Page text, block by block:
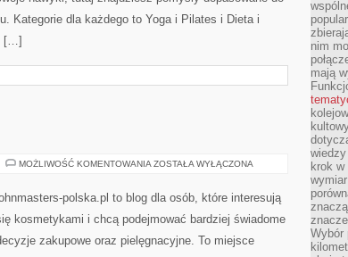
Kategorie dla każdego to Yoga i Pilates i Dieta i
[…]
MOŻLIWOŚĆ KOMENTOWANIA CHANEL
ZOSTAŁA WYŁĄCZONA
polska.pl to blog dla osób, które interesują
kosmetykami i chcą podejmować bardziej świadome
zakupowe oraz pielęgnacyjne. To miejsce
nim
mają
krok
Wybór